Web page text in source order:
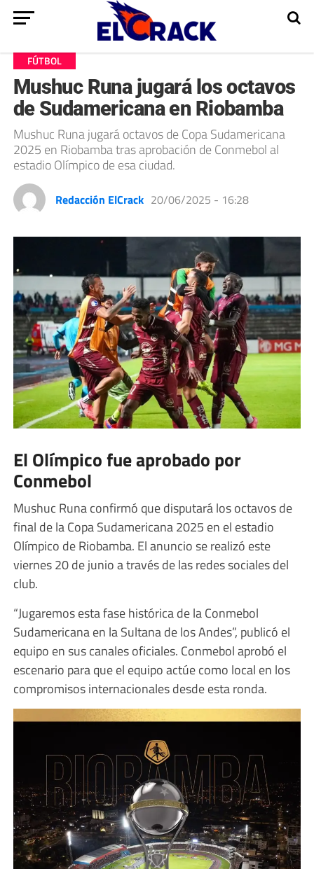
FÚTBOL
Mushuc Runa jugará los octavos
de Sudamericana en Riobamba
Mushuc Runa jugará octavos de Copa Sudamericana
2025 en Riobamba tras aprobación de Conmebol al
estadio Olímpico de esa ciudad.
Redacción ElCrack 20/06/2025 - 16:28
El Olímpico fue aprobado por
Conmebol
Mushuc Runa confirmó que disputará los octavos de
final de la Copa Sudamericana 2025 en el estadio
Olímpico de Riobamba. El anuncio se realizó este
viernes 20 de junio a través de las redes sociales del
club.
“Jugaremos esta fase histórica de la Conmebol
Sudamericana en la Sultana de los Andes”, publicó el
equipo en sus canales oficiales. Conmebol aprobó el
escenario para que el equipo actúe como local en los
compromisos internacionales desde esta ronda.